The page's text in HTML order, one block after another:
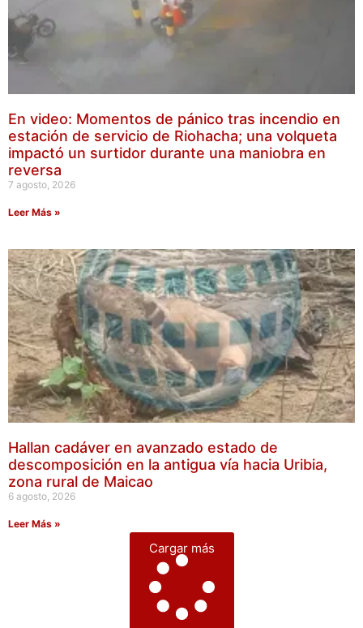
En video: Momentos de pánico tras incendio en
estación de servicio de Riohacha; una volqueta
impactó un surtidor durante una maniobra en
reversa
7 agosto, 2026
Leer Más »
Hallan cadáver en avanzado estado de
descomposición en la antigua vía hacia Uribia,
zona rural de Maicao
6 agosto, 2026
Leer Más »
Cargar más